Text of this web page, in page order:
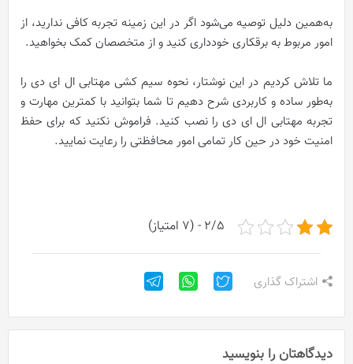
به‌همین دلیل توصیه می‌شود اگر در این زمینه تجربه کافی ندارید، از
امور مربوط به برقکاری خودداری کنید و از متخصصان کمک بخواهید.
ما تلاش کردیم در این نوشتار، نحوه سیم کشی مهتابی ال ای دی را
به‌طور ساده و کاربردی شرح دهیم تا شما بتوانید با کمترین مهارت و
تجربه مهتابی ال ای دی را نصب کنید. فراموش نکنید که برای حفظ
امنیت خود در حین کار تمامی امور محافظتی را رعایت نمایید.
2/5 - (7 امتیاز)
اشتراک گذاری
دیدگاهتان را بنویسید